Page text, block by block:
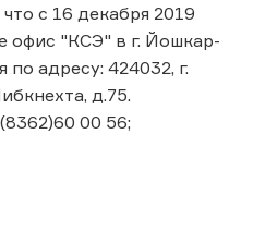
с 16 декабря 2019
офис "КСЭ" в г. Йошкар-
адресу: 424032, г.
д.75.
00 56;